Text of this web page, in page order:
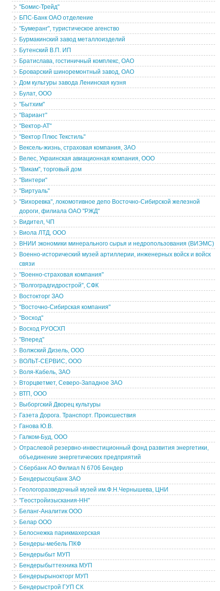
"Бомис-Трейд"
БПС-Банк ОАО отделение
"Бумеранг", туристическое агенство
Бурмакинский завод металлоизделий
Бутенский В.П. ИП
Братислава, гостиничный комплекс, ОАО
Броварский шиноремонтный завод, ОАО
Дом культуры завода Ленинская кузня
Булат, ООО
"Бытхим"
"Вариант"
"Вектор-АТ"
"Вектор Плюс Текстиль"
Вексель-жизнь, страховая компания, ЗАО
Велес, Украинская авиационная компания, ООО
"Викам", торговый дом
"Винтери"
"Виртуаль"
"Вихоревка", локомотивное депо Восточно-Сибирской железной
дороги, филиала ОАО "РЖД"
Видител, ЧП
Виола ЛТД, ООО
ВНИИ экономики минерального сырья и недропользования (ВИЭМС)
Военно-исторический музей артиллерии, инженерных войск и войск
связи
"Военно-страховая компания"
"Волгоградгидрострой", СФК
Востокторг ЗАО
"Восточно-Сибирская компания"
"Восход"
Восход РУОСХП
"Вперед"
Волжский Дизель, ООО
ВОЛЬТ-СЕРВИС, ООО
Воля-Кабель, ЗАО
Вторцветмет, Северо-Западное ЗАО
ВТП, ООО
Выборгский Дворец культуры
Газета Дорога. Транспорт. Происшествия
Ганова Ю.В.
Галком-Буд, ООО
Отраслевой резервно-инвестиционный фонд развития энергетики,
объединение энергетических предприятий
Сбербанк АО Филиал N 6706 Бендер
Бендерысоцбанк ЗАО
Геологоразведочный музей им.Ф.Н.Чернышева, ЦНИ
"Геостройизыскания-НН"
Беланг-Аналитик ООО
Белар ООО
Белоснежка парикмахерская
Бендеры-мебель ПКФ
Бендерыбыт МУП
Бендерыбыттехника МУП
Бендерырынокторг МУП
Бендерыстрой ГУП СК